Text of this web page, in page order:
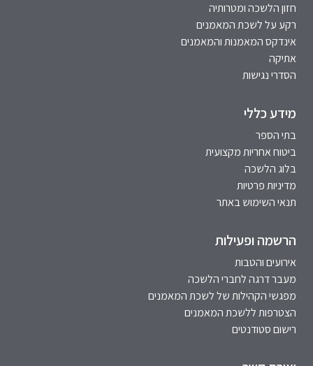
חזון הלשכה ומטרותיה
רקע על לשכת המאמנים
אינדקס המאמנות והמאמנים
אתיקה
הסדרי נגישות
מידע כללי
בתי הספר
ביטוח אחריות מקצועית
בלוג הלשכה
מדיניות פרטיות
תנאי השימוש באתר
הרשמה ופעילות
אירועים והטבות
מעבר דרגה לחברי הלשכה
מפגשי הקהילות של לשכת המאמנים
הצטרפות ללשכת המאמנים
רישום סטודנטים